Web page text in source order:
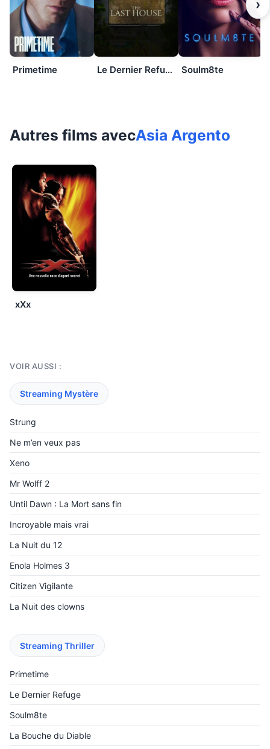
Primetime Le Dernier Refuge Soulm8te
›
Autres films avecAsia Argento
xXx
VOIR AUSSI :
Streaming Mystère
Strung
Ne m’en veux pas
Xeno
Mr Wolff 2
Until Dawn : La Mort sans fin
Incroyable mais vrai
La Nuit du 12
Enola Holmes 3
Citizen Vigilante
La Nuit des clowns
Streaming Thriller
Primetime
Le Dernier Refuge
Soulm8te
La Bouche du Diable